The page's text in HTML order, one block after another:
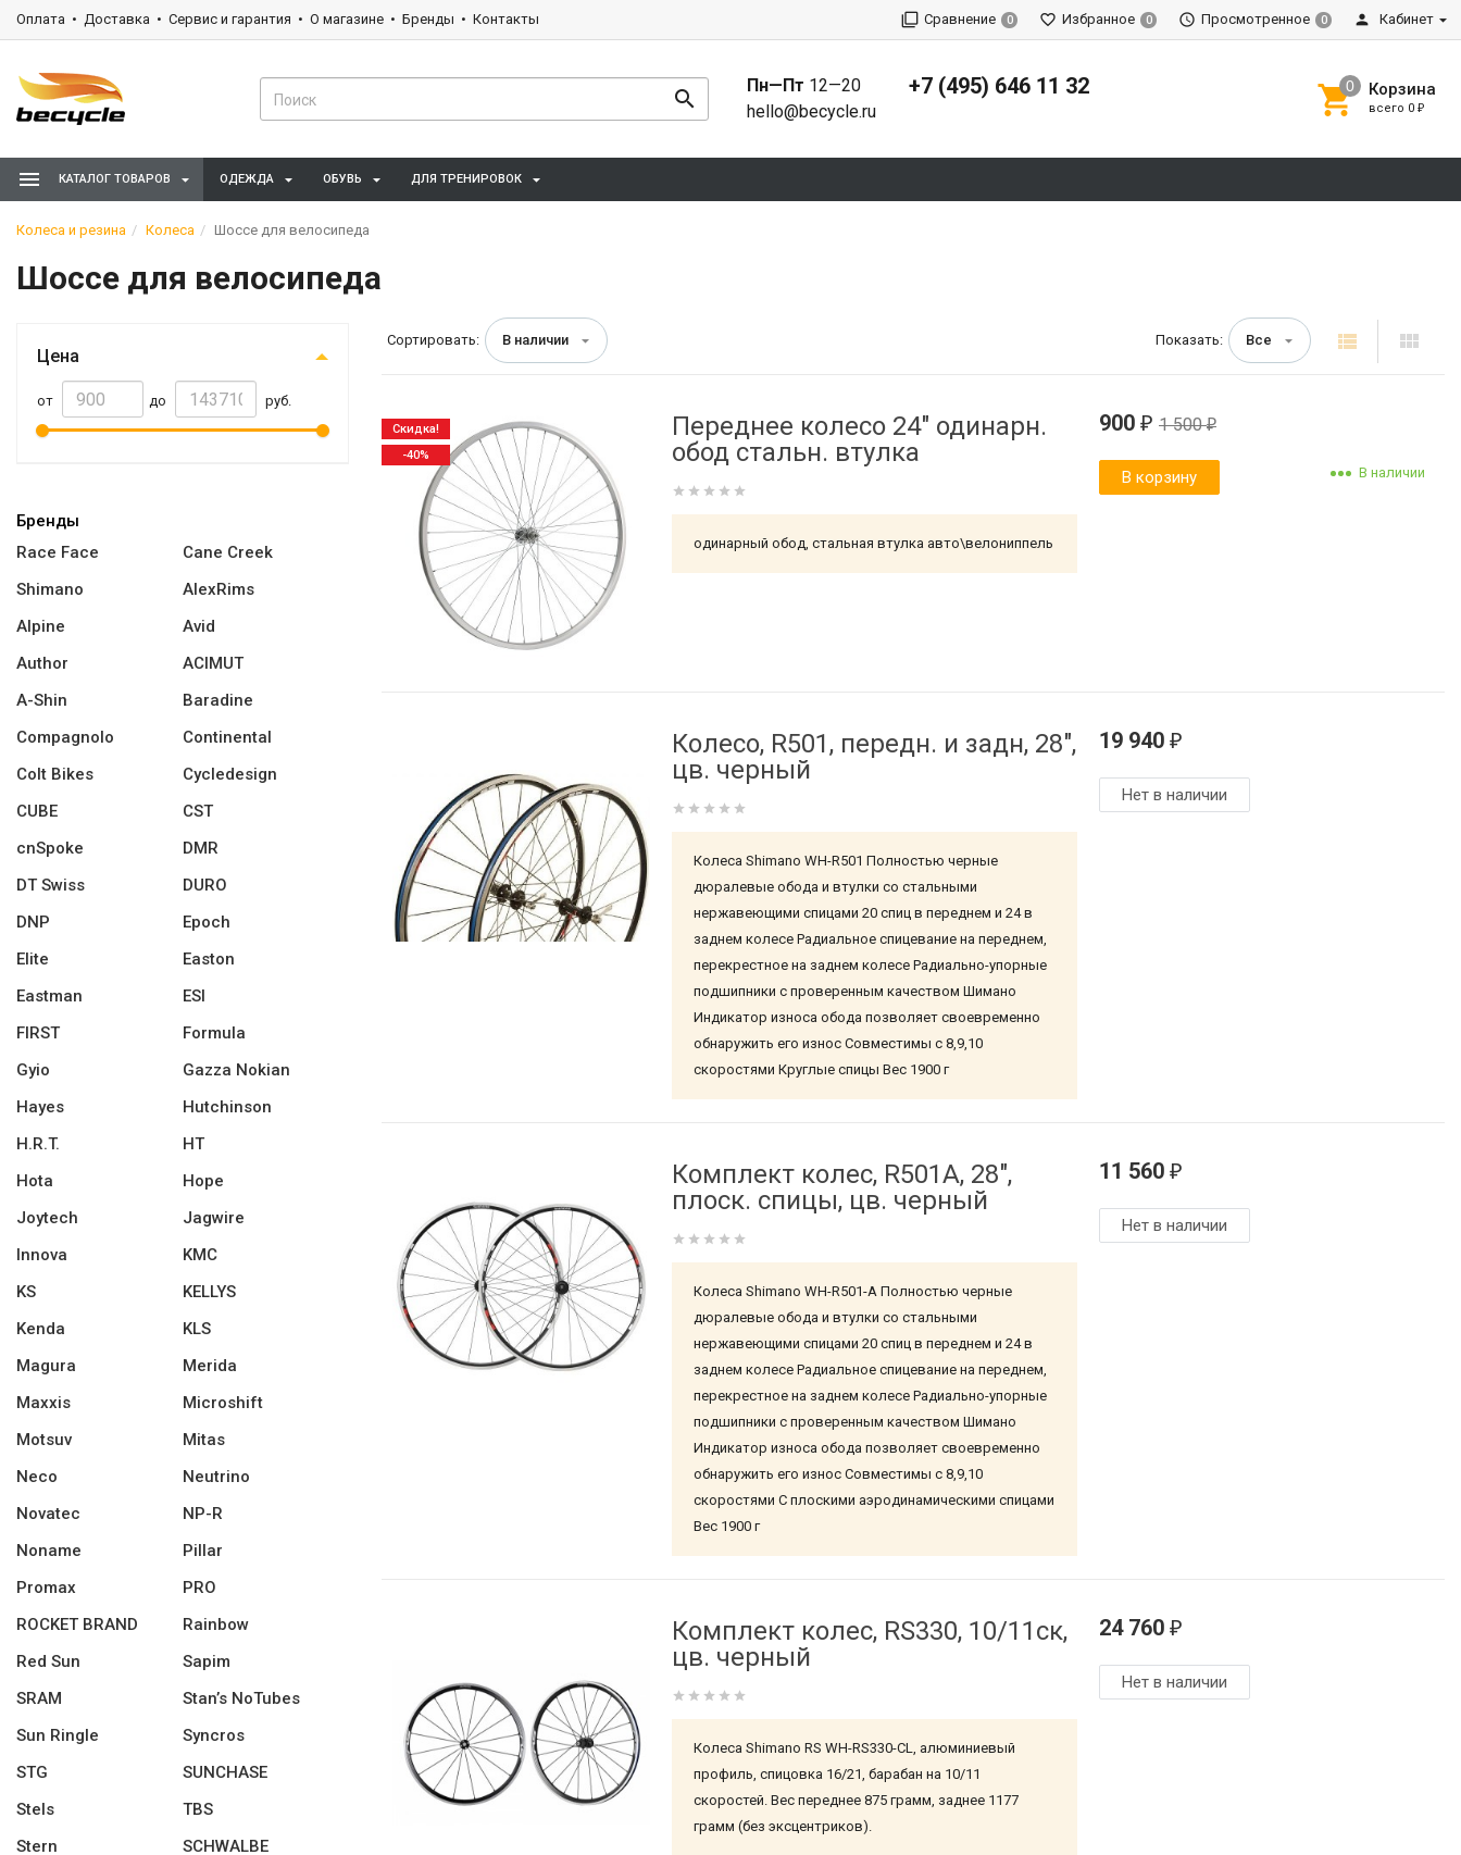
Оплата Доставка Сервис и гарантия О магазине Бренды Контакты Сравнение 0 Избранное 0 Просмотренное 0 Кабинет
Пн—Пт 12—20
hello@becycle.ru
+7 (495) 646 11 32 Корзина
всего 0 ₽
КАТАЛОГ ТОВАРОВ ОДЕЖДА ОБУВЬ ДЛЯ ТРЕНИРОВОК
Колеса и резина Колеса Шоссе для велосипеда
Шоссе для велосипеда
Цена
от до руб.
Бренды
Race Face
Cane Creek
Shimano
AlexRims
Alpine
Avid
Author
ACIMUT
A-Shin
Baradine
Compagnolo
Continental
Colt Bikes
Cycledesign
CUBE
CST
cnSpoke
DMR
DT Swiss
DURO
DNP
Epoch
Elite
Easton
Eastman
ESI
FIRST
Formula
Gyio
Gazza Nokian
Hayes
Hutchinson
H.R.T.
HT
Hota
Hope
Joytech
Jagwire
Innova
KMC
KS
KELLYS
Kenda
KLS
Magura
Merida
Maxxis
Microshift
Motsuv
Mitas
Neco
Neutrino
Novatec
NP-R
Noname
Pillar
Promax
PRO
ROCKET BRAND
Rainbow
Red Sun
Sapim
SRAM
Stan’s NoTubes
Sun Ringle
Syncros
STG
SUNCHASE
Stels
TBS
Stern
SCHWALBE
Сортировать: В наличии Показать: Все
Переднее колесо 24" одинарн.
обод стальн. втулка
одинарный обод, стальная втулка авто\велониппель
900 ₽ 1 500₽
В наличии
В корзину
Скидка!
-40%
Колесо, R501, передн. и задн, 28",
цв. черный
Колеса Shimano WH-R501 Полностью черные
дюралевые обода и втулки со стальными
нержавеющими спицами 20 спиц в переднем и 24 в
заднем колесе Радиальное спицевание на переднем,
перекрестное на заднем колесе Радиально-упорные
подшипники с проверенным качеством Шимано
Индикатор износа обода позволяет своевременно
обнаружить его износ Совместимы с 8,9,10
скоростями Круглые спицы Вес 1900 г
19 940 ₽
Нет в наличии
Комплект колес, R501A, 28",
плоск. спицы, цв. черный
Колеса Shimano WH-R501-A Полностью черные
дюралевые обода и втулки со стальными
нержавеющими спицами 20 спиц в переднем и 24 в
заднем колесе Радиальное спицевание на переднем,
перекрестное на заднем колесе Радиально-упорные
подшипники с проверенным качеством Шимано
Индикатор износа обода позволяет своевременно
обнаружить его износ Совместимы с 8,9,10
скоростями C плоскими аэродинамическими спицами
Вес 1900 г
11 560 ₽
Нет в наличии
Комплект колес, RS330, 10/11ск,
цв. черный
Колеса Shimano RS WH-RS330-CL, алюминиевый
профиль, спицовка 16/21, барабан на 10/11
скоростей. Вес переднее 875 грамм, заднее 1177
грамм (без эксцентриков).
24 760 ₽
Нет в наличии